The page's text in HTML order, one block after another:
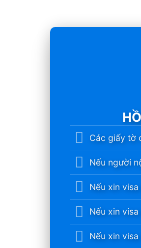
Các giấy tờ
Nếu người
Nếu xin
Nếu xin
Nếu xin